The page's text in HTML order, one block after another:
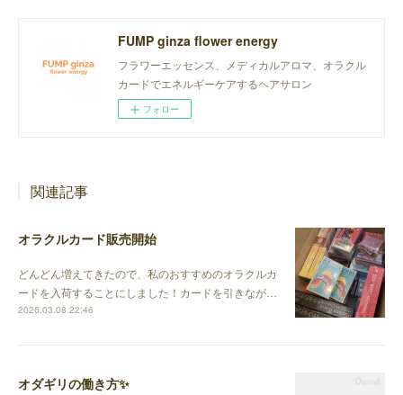
FUMP ginza flower energy
フラワーエッセンス、メディカルアロマ、オラクル
カードでエネルギーケアするヘアサロン
フォロー
関連記事
オラクルカード販売開始
どんどん増えてきたので、私のおすすめのオラクルカ
ードを入荷することにしました！カードを引きなが…
2026.03.08 22:46
オダギリの働き方✨